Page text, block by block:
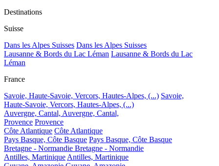
Destinations
Suisse
Dans les Alpes Suisses Dans les Alpes Suisses
Lausanne & Bords du Lac Léman Lausanne & Bords du Lac
Léman
France
Savoie, Haute-Savoie, Vercors, Hautes-Alpes, (...) Savoie,
Haute-Savoie, Vercors, Hautes-Alpes, (...)
Auvergne, Cantal, Auvergne, Cantal,
Provence Provence
Côte Atlantique Côte Atlantique
Pays Basque, Côte Basque Pays Basque, Côte Basque
Bretagne - Normandie Bretagne - Normandie
Antilles, Martinique Antilles, Martinique